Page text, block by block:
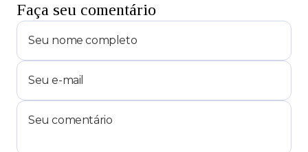
Faça seu comentário